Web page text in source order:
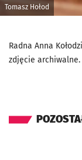
Tomasz Hołod
Radna Anna
zdjęcie archiwalne.